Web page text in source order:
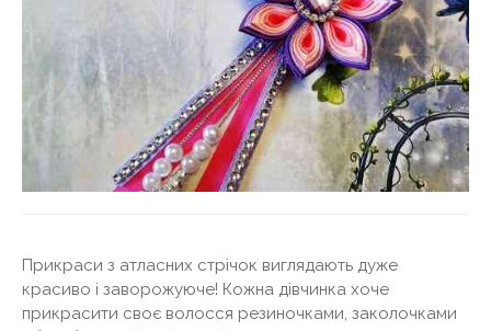
Прикраси з атласних стрічок виглядають дуже
красиво і заворожуюче! Кожна дівчинка хоче
прикрасити своє волосся резиночками, заколочками